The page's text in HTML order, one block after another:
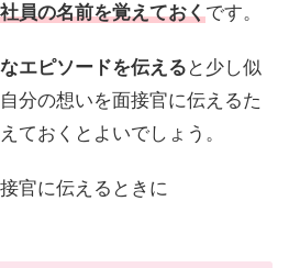
員の名前を覚えておくです。
エピソードを伝える と少し似
分の想いを面接官に伝えるた
ておくとよいでしょう。
官に伝えるときに